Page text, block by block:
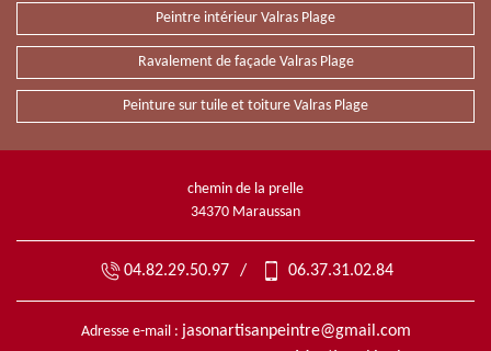
Peintre intérieur Valras Plage
Ravalement de façade Valras Plage
Peinture sur tuile et toiture Valras Plage
chemin de la prelle
34370 Maraussan
04.82.29.50.97 / 06.37.31.02.84
Adresse e-mail : jasonartisanpeintre@gmail.com